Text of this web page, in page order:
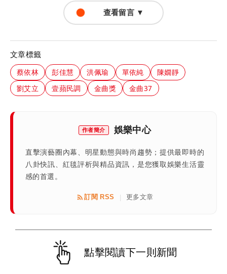
查看留言 ▼
文章標籤
蔡依林 彭佳慧 洪佩瑜 單依純
陳嫺靜
劉艾立
壹蘋民調 金曲獎 金曲37
作者簡介 娛樂中心
直擊演藝圈內幕、明星動態與時尚趨勢；提供最即時的
八卦快訊、紅毯評析與精品資訊，是您獲取娛樂生活靈
感的首選。
訂閱 RSS 更多文章
點擊閱讀下一則新聞